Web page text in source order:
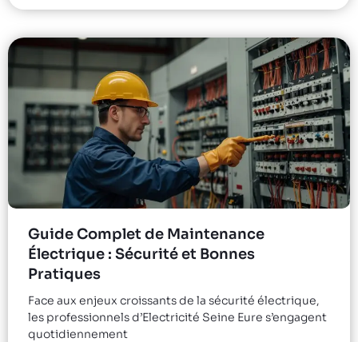
Guide Complet de Maintenance
Électrique : Sécurité et Bonnes
Pratiques
Face aux enjeux croissants de la sécurité électrique,
les professionnels d’Electricité Seine Eure s’engagent
quotidiennement